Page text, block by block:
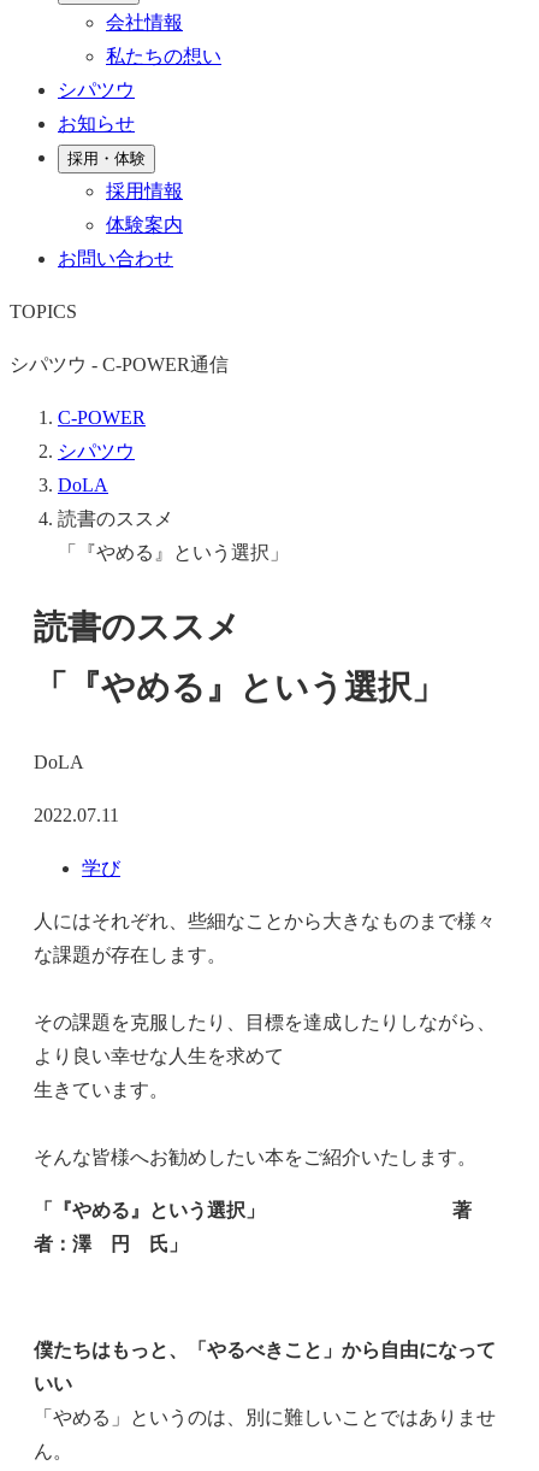
会社情報
私たちの想い
シパツウ
お知らせ
採用・体験
採用情報
体験案内
お問い合わせ
TOPICS
シパツウ - C-POWER通信
C-POWER
シパツウ
DoLA
読書のススメ
「『やめる』という選択」
読書のススメ
「『やめる』という選択」
DoLA
2022.07.11
学び
人にはそれぞれ、些細なことから大きなものまで様々
な課題が存在します。
その課題を克服したり、目標を達成したりしながら、
より良い幸せな人生を求めて
生きています。
そんな皆様へお勧めしたい本をご紹介いたします。
「『やめる』という選択」 著
者：澤 円 氏」
僕たちはもっと、「やるべきこと」から自由になって
いい
「やめる」というのは、別に難しいことではありませ
ん。